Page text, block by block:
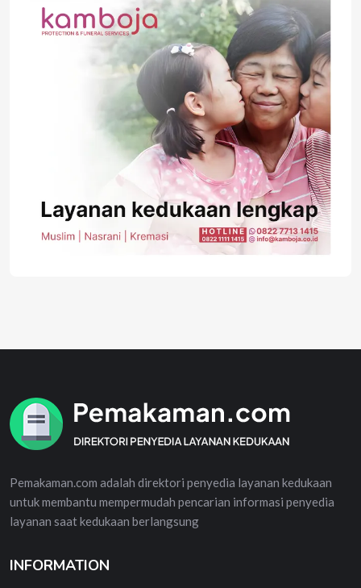
Pemakaman.com adalah direktori penyedia layanan kedukaan
untuk membantu mempermudah pencarian informasi penyedia
layanan saat kedukaan berlangsung
INFORMATION